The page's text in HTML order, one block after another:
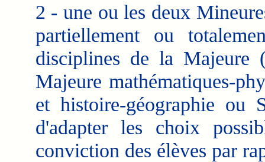
2 - une ou les deux
partiellement ou
disciplines de la
Majeure mathématiques-
et histoire-géographie
d'adapter les choix
conviction des élèves par